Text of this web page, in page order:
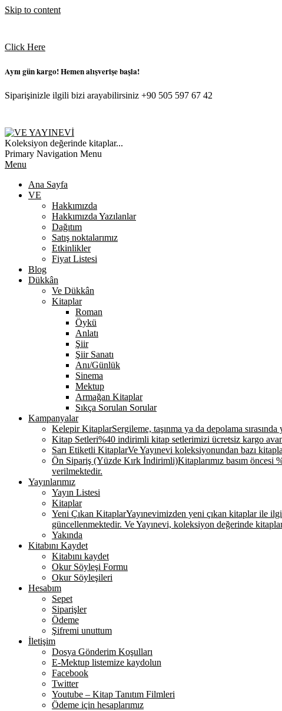
Skip to content
Click Here
Aynı gün kargo! Hemen alışverişe başla!
Siparişinizle ilgili bizi arayabilirsiniz +90 505 597 67 42
VE
YAYINEVI
Koleksiyon değerinde kitaplar...
Primary Navigation Menu
Menu
Ana Sayfa
VE
Hakkımızda
Hakkımızda Yazılanlar
Dağıtım
Satış noktalarımız
Etkinlikler
Fiyat Listesi
Blog
Dükkân
Ve Dükkân
Kitaplar
Roman
Öykü
Anlatı
Şiir
Şiir Sanatı
Anı/Günlük
Sinema
Mektup
Armağan Kitaplar
Sıkça Sorulan Sorular
Kampanyalar
Kelepir KitaplarSergileme, taşınma ya da depolama
Kitap Setleri%40 indirimli kitap setlerimizi ücretsiz kargo
Sarı Etiketli KitaplarVe Yayınevi koleksiyonundan bazı
Ön Sipariş (Yüzde Kırk İndirimli)Kitaplarımız basım öncesi
verilmektedir.
Yayınlarımız
Yayın Listesi
Kitaplar
Yeni Çıkan KitaplarYayınevimizden yeni çıkan kitaplar ile
güncellenmektedir. Ve Yayınevi, koleksiyon değerinde
Yakında
Kitabını Kaydet
Kitabını kaydet
Okur Söyleşi Formu
Okur Söyleşileri
Hesabım
Sepet
Siparişler
Ödeme
Şifremi unuttum
İletişim
Dosya Gönderim Koşulları
E-Mektup listemize kaydolun
Facebook
Twitter
Youtube – Kitap Tanıtım Filmleri
Ödeme için hesaplarımız